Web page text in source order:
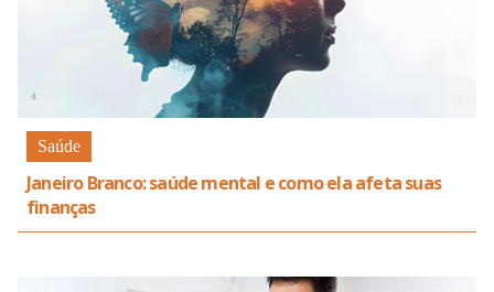
Saúde
Janeiro Branco: saúde mental e como ela afeta suas
finanças